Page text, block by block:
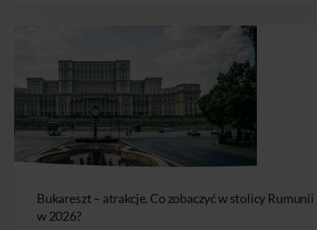
Bukareszt – atrakcje. Co zobaczyć w stolicy Rumunii
w 2026?